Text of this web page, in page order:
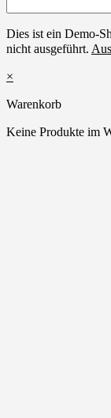
website
Dies ist ein Demo-
nicht ausgeführt.
×
Warenkorb
Keine Produkte im